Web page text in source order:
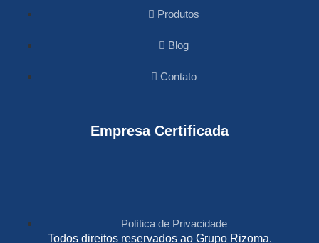
Produtos
Blog
Contato
Empresa Certificada
Política de Privacidade
Todos direitos reservados ao Grupo Rizoma.